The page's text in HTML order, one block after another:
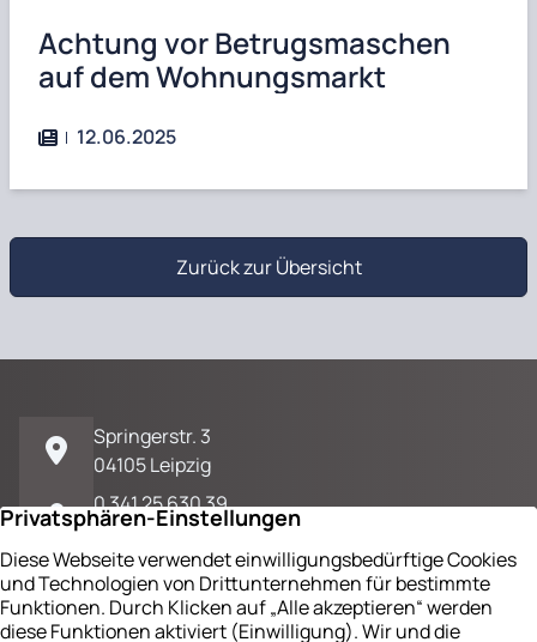
Achtung vor Betrugsmaschen
auf dem Wohnungsmarkt
12.06.2025
Zurück zur Übersicht
Springerstr. 3
04105 Leipzig
0 341 25 630 39
E-Mail / Kontakt
Impressum
Datenschutz